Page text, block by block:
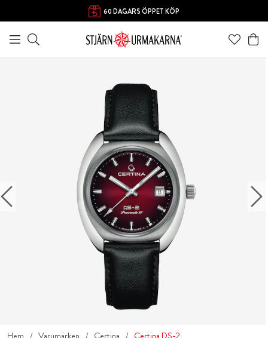
60 DAGARS ÖPPET KÖP
Hem Varumärken Certina Certina DS-2